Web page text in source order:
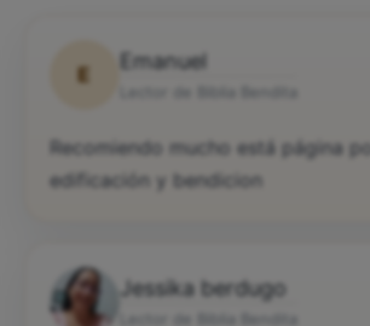
E
Emanuel
Recomiendo mucho está página
edificación y bendicion
Jessika berdugo